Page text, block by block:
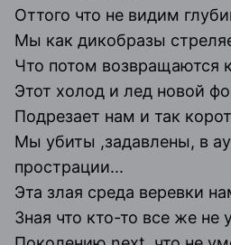
Оттого что не видим
Мы как дикобразы
Что потом возвращаются
Этот холод и лед новой
Подрезает нам и так
Мы убиты ,задавлены, в
прострации...
Эта злая среда веревки
Зная что кто-то все же не